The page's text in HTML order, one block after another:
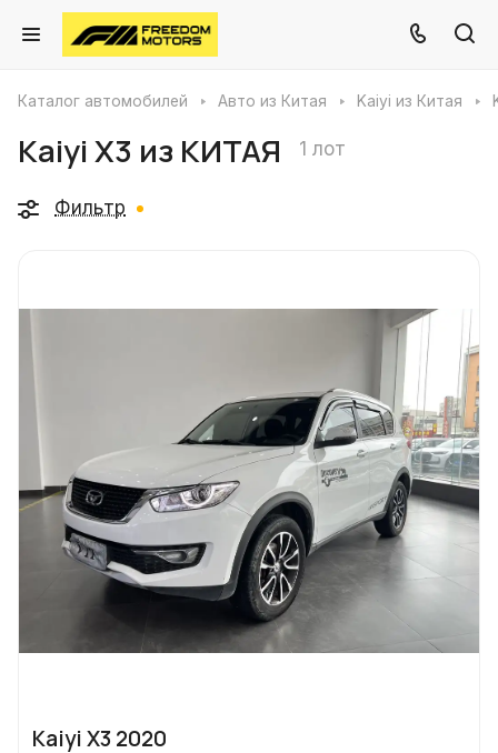
Каталог автомобилей Авто из Китая Kaiyi из Китая
Kaiyi X3 из КИТАЯ 1 лот
Фильтр
Kaiyi X3 2020